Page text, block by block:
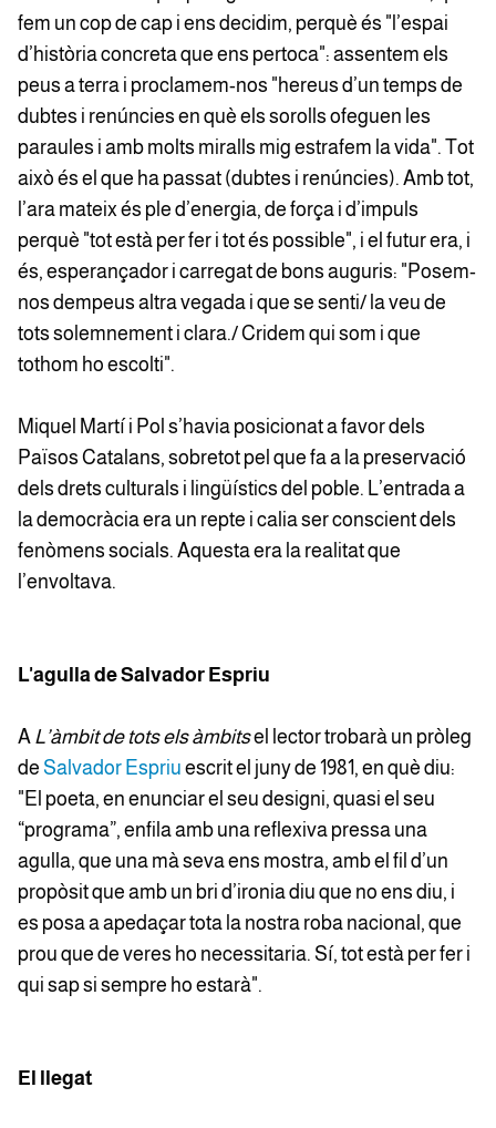
fem un cop de cap i ens decidim, perquè és "l’espai
d’història concreta que ens pertoca": assentem els
peus a terra i proclamem-nos "hereus d’un temps de
dubtes i renúncies en què els sorolls ofeguen les
paraules i amb molts miralls mig estrafem la vida". Tot
això és el que ha passat (dubtes i renúncies). Amb tot,
l’ara mateix és ple d’energia, de força i d’impuls
perquè "tot està per fer i tot és possible", i el futur era, i
és, esperançador i carregat de bons auguris: "Posem-
nos dempeus altra vegada i que se senti/ la veu de
tots solemnement i clara./ Cridem qui som i que
tothom ho escolti".
Miquel Martí i Pol s’havia posicionat a favor dels
Països Catalans, sobretot pel que fa a la preservació
dels drets culturals i lingüístics del poble. L’entrada a
la democràcia era un repte i calia ser conscient dels
fenòmens socials. Aquesta era la realitat que
l’envoltava.
L'agulla de Salvador Espriu
A L’àmbit de tots els àmbitsel lector trobarà un pròleg
de Salvador Espriu escrit el juny de 1981, en què diu:
"El poeta, en enunciar el seu designi, quasi el seu
“programa”, enfila amb una reflexiva pressa una
agulla, que una mà seva ens mostra, amb el fil d’un
propòsit que amb un bri d’ironia diu que no ens diu, i
es posa a apedaçar tota la nostra roba nacional, que
prou que de veres ho necessitaria. Sí, tot està per fer i
qui sap si sempre ho estarà".
El llegat